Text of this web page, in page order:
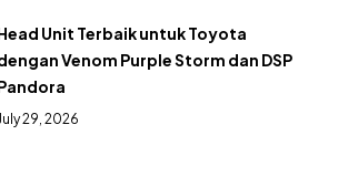
Unit Terbaik untuk Toyota
Venom Purple Storm dan DSP
July 29, 2026